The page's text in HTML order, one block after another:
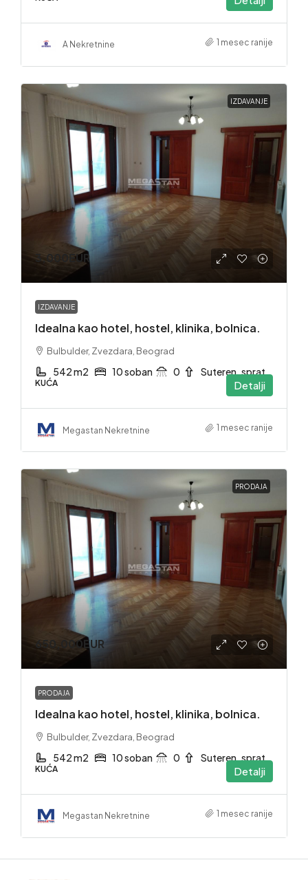
A Nekretnine 1 mesec ranije
IZDAVANJE
3,000EUR
IZDAVANJE
Idealna kao hotel, hostel, klinika, bolnica.
Bulbulder, Zvezdara, Beograd
542 m2 10 soban 0 Suteren. sprat
KUĆA Detalji
Megastan Nekretnine 1 mesec ranije
PRODAJA
650,000EUR
PRODAJA
Idealna kao hotel, hostel, klinika, bolnica.
Bulbulder, Zvezdara, Beograd
542 m2 10 soban 0 Suteren. sprat
KUĆA Detalji
Megastan Nekretnine 1 mesec ranije